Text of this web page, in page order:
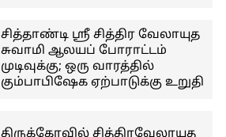
சித்தாண்டி ஸ்ரீ சித்திர வேலாயுத
சுவாமி ஆலயப் போராட்டம்
முடிவுக்கு; ஒரு வாரத்தில்
கும்பாபிஷேக ஏற்பாடுக்கு உறுதி